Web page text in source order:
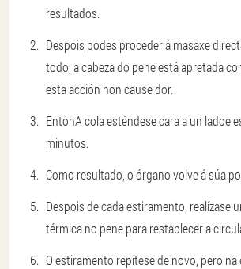
resultados.
Despois podes proceder á masaxe
todo, a cabeza do pene está apretada
esta acción non cause dor.
EntónA cola esténdese cara a un ladoe
minutos.
Como resultado, o órgano volve á súa
Despois de cada estiramento, realízase
térmica no pene para restablecer a
O estiramento repítese de novo, pero